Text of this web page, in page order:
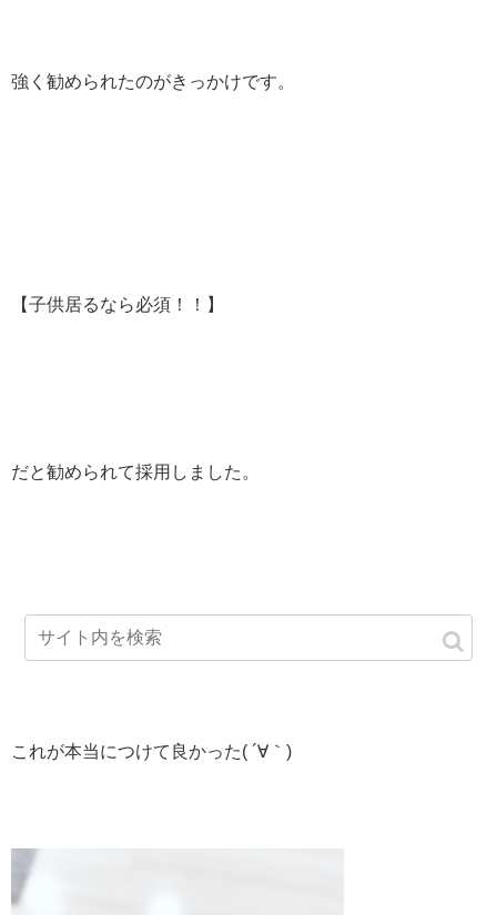
強く勧められたのがきっかけです。
【子供居るなら必須！！】
だと勧められて採用しました。
これが本当につけて良かった( ´∀｀)